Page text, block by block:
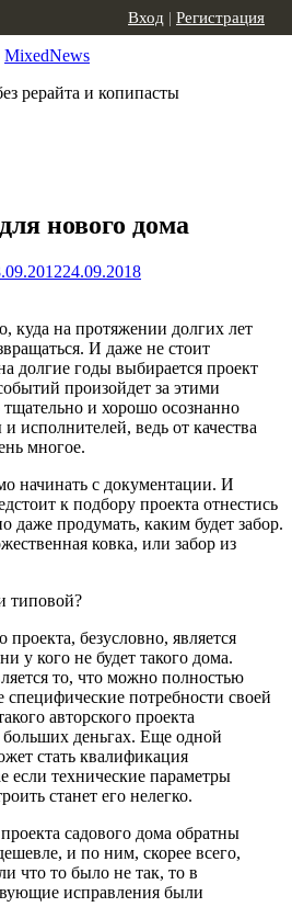
MixedNews
рерайта и копипасты
Вход | Регистрация
нового дома
24.09.2018
куда на протяжении долгих лет
И даже не стоит
долгие годы выбирается проект
произойдет за этими
и хорошо осознанно
исполнителей, ведь от качества
многое.
начинать с документации. И
к подбору проекта отнестись
даже продумать, каким будет забор.
ковка, или забор из
типовой?
безусловно, является
у кого не будет такого дома.
то, что можно полностью
специфические потребности своей
авторского проекта
деньгах. Еще одной
стать квалификация
если технические параметры
станет его нелегко.
садового дома обратны
и по ним, скорее всего,
что то было не так, то в
исправления были